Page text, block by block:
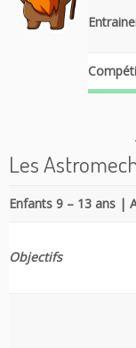
Les
Enfants 9 – 13 ans |
Objectifs